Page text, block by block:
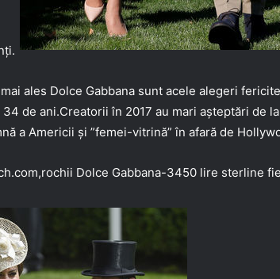
ales Dolce Gabbana sunt acele alegeri
de ani.Creatorii în 2017 au mari așteptări de
a Americii și ”femei-vitrină” în afară de
Dolce Gabbana-3450 lire sterline